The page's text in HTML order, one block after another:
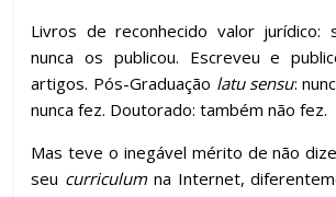
Livros de reconhecido valor jurídico:
nunca os publicou. Escreveu e
artigos. Pós-Graduação latu sensu:
nunca fez. Doutorado: também não fez.
Mas teve o inegável mérito de não
seu curriculumna Internet,